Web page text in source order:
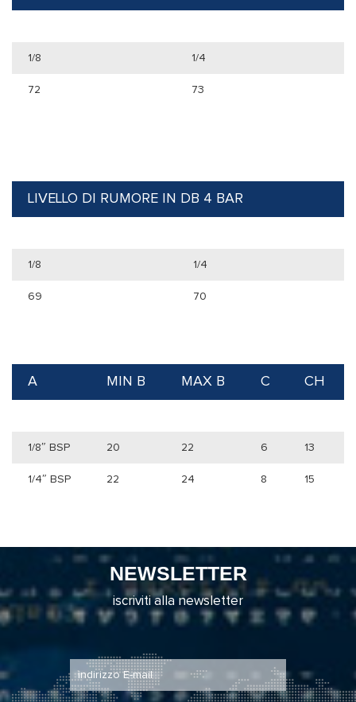
1/8 1/4
72 73
LIVELLO DI RUMORE IN DB 4 BAR
1/8 1/4
69 70
A MIN B MAX B C CH
1/8″ BSP 20 22 6 13
1/4″ BSP 22 24 8 15
NEWSLETTER
iscriviti alla newsletter